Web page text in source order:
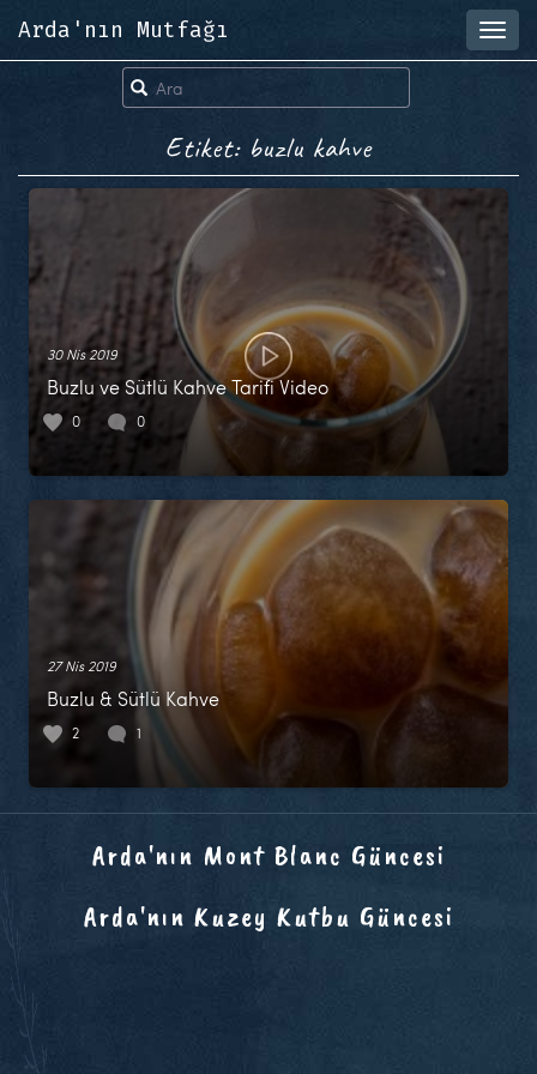
Arda'nın Mutfağı
Etiket: buzlu kahve
30 Nis 2019
Buzlu ve Sütlü Kahve Tarifi Video
0 0
27 Nis 2019
Buzlu & Sütlü Kahve
2 1
Arda'nın Mont Blanc Güncesi
Arda'nın Kuzey Kutbu Güncesi